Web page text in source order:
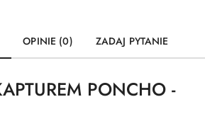
OPINIE (0) ZADAJ PYTANIE
PONCHO -